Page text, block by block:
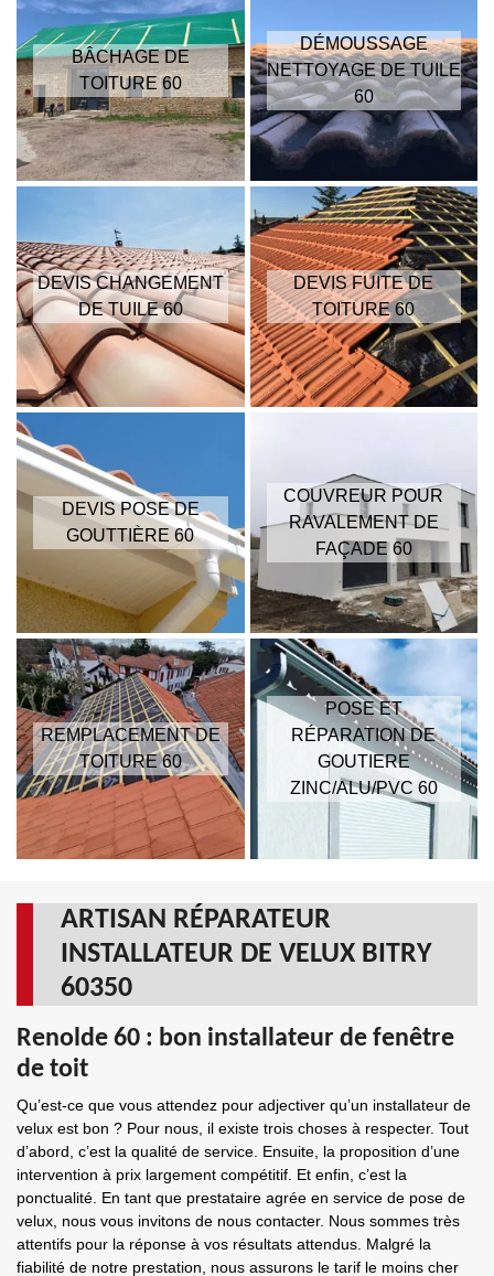
BÂCHAGE DE
TOITURE 60
DÉMOUSSAGE
NETTOYAGE DE TUILE
60
DEVIS CHANGEMENT
DE TUILE 60
DEVIS FUITE DE
TOITURE 60
DEVIS POSE DE
GOUTTIÈRE 60
COUVREUR POUR
RAVALEMENT DE
FAÇADE 60
REMPLACEMENT DE
TOITURE 60
POSE ET
RÉPARATION DE
GOUTIERE
ZINC/ALU/PVC 60
ARTISAN RÉPARATEUR
INSTALLATEUR DE VELUX BITRY
60350
Renolde 60 : bon installateur de fenêtre
de toit
Qu’est-ce que vous attendez pour adjectiver qu’un installateur de
velux est bon ? Pour nous, il existe trois choses à respecter. Tout
d’abord, c’est la qualité de service. Ensuite, la proposition d’une
intervention à prix largement compétitif. Et enfin, c’est la
ponctualité. En tant que prestataire agrée en service de pose de
velux, nous vous invitons de nous contacter. Nous sommes très
attentifs pour la réponse à vos résultats attendus. Malgré la
fiabilité de notre prestation, nous assurons le tarif le moins cher